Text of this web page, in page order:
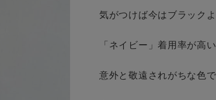
在庫あり 在
この条件で絞り込む
気がつけば今はブラックよ
「ネイビー」着用率が高
意外と敬遠されがちな色